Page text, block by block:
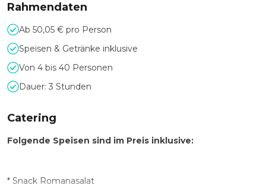
Rahmendaten
Ab 50,05 € pro Person
Speisen & Getränke inklusive
Von 4 bis 40 Personen
Dauer: 3 Stunden
Catering
Folgende Speisen sind im Preis inklusive:
* Snack Romanasalat